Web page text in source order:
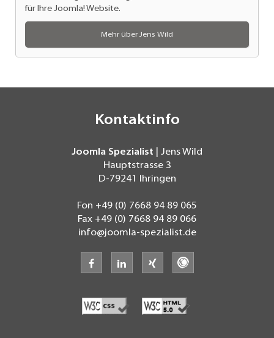
für Ihre Joomla! Website.
Mehr über Jens Wild
Kontaktinfo
Joomla Spezialist | Jens Wild
Hauptstrasse 3
D-79241 Ihringen
Fon +49 (0) 7668 94 89 065
Fax +49 (0) 7668 94 89 066
info@joomla-spezialist.de
facebooklinkedin xing